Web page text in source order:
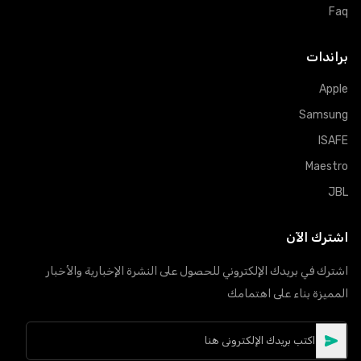
Faq
براندات
Apple
Samsung
ISAFE
Maestro
JBL
اشترك الآن
اشترك في بريدك الإلكتروني للحصول على النشرة الإخبارية والأخبار
المميزة بناء على اهتمامك